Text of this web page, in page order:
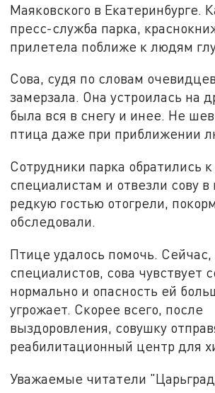
Маяковского в Екатеринбурге.
пресс-служба парка,
прилетела поближе к людям
Сова, судя по словам
замерзала. Она устроилась на
была вся в снегу и инее. Не
птица даже при приближении
Сотрудники парка обратились к
специалистам и отвезли сову в
редкую гостью отогрели,
обследовали.
Птице удалось помочь. Сейчас,
специалистов, сова чувствует
нормально и опасность ей
угрожает. Скорее всего, после
выздоровления, совушку
реабилитационный центр для
Уважаемые читатели